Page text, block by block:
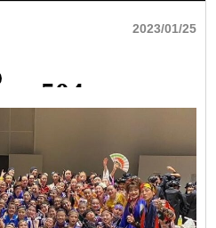
2023/01/25